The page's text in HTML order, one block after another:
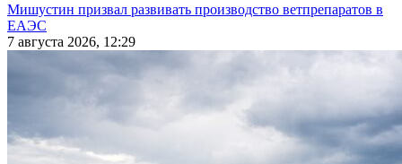
Мишустин призвал развивать производство ветпрепаратов в
ЕАЭС
7 августа 2026, 12:29